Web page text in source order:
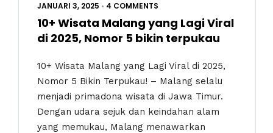
JANUARI 3, 2025 • 4 COMMENTS
10+ Wisata Malang yang Lagi Viral
di 2025, Nomor 5 bikin terpukau
10+ Wisata Malang yang Lagi Viral di 2025,
Nomor 5 Bikin Terpukau! – Malang selalu
menjadi primadona wisata di Jawa Timur.
Dengan udara sejuk dan keindahan alam
yang memukau, Malang menawarkan